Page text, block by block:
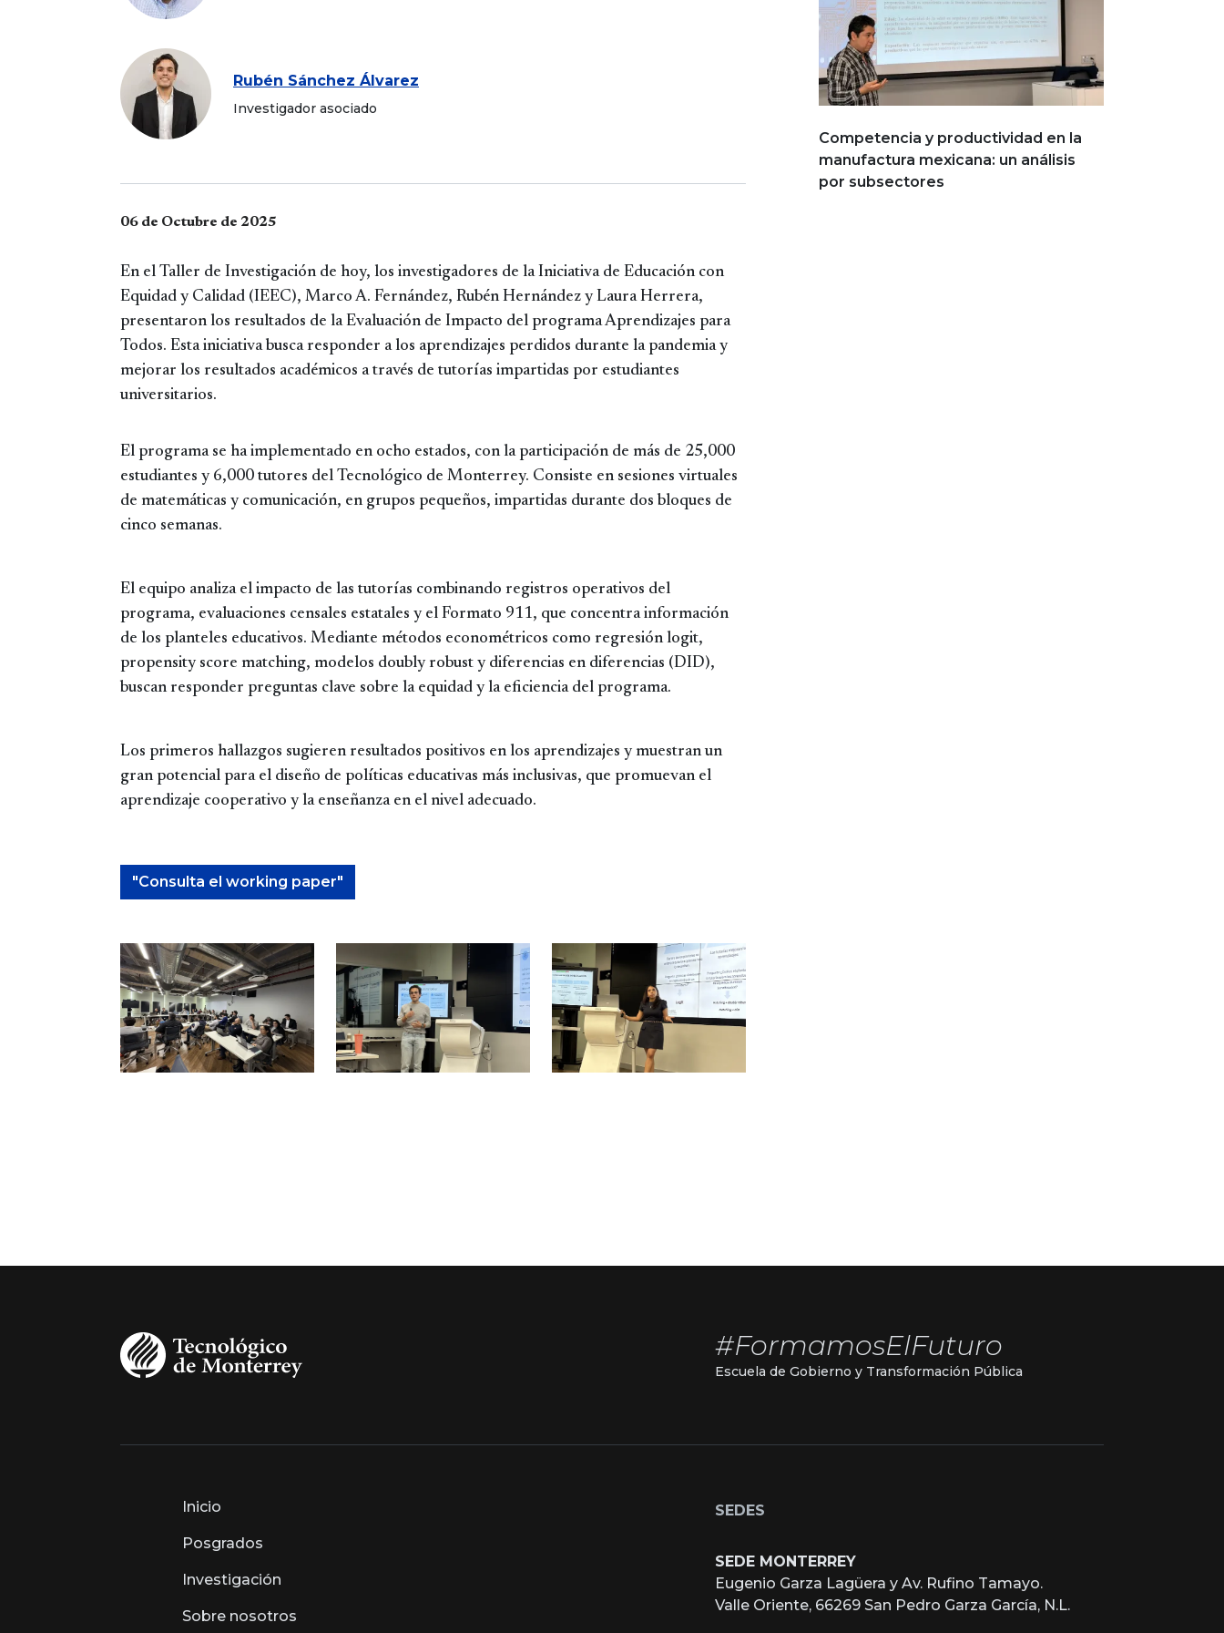
Rubén Sánchez Álvarez
Investigador asociado
06 de Octubre de 2025
En el Taller de Investigación de hoy, los investigadores de la Iniciativa de Educación con
Equidad y Calidad (IEEC), Marco A. Fernández, Rubén Hernández y Laura Herrera,
presentaron los resultados de la Evaluación de Impacto del programa Aprendizajes para
Todos. Esta iniciativa busca responder a los aprendizajes perdidos durante la pandemia y
mejorar los resultados académicos a través de tutorías impartidas por estudiantes
universitarios.
El programa se ha implementado en ocho estados, con la participación de más de 25,000
estudiantes y 6,000 tutores del Tecnológico de Monterrey. Consiste en sesiones virtuales
de matemáticas y comunicación, en grupos pequeños, impartidas durante dos bloques de
cinco semanas.
El equipo analiza el impacto de las tutorías combinando registros operativos del
programa, evaluaciones censales estatales y el Formato 911, que concentra información
de los planteles educativos. Mediante métodos econométricos como regresión logit,
propensity score matching, modelos doubly robust y diferencias en diferencias (DID),
buscan responder preguntas clave sobre la equidad y la eficiencia del programa.
Los primeros hallazgos sugieren resultados positivos en los aprendizajes y muestran un
gran potencial para el diseño de políticas educativas más inclusivas, que promuevan el
aprendizaje cooperativo y la enseñanza en el nivel adecuado.
"Consulta el working paper"
Image Image
Competencia y productividad en la
manufactura mexicana: un análisis
por subsectores
#FormamosElFuturo
Escuela de Gobierno y Transformación Pública
Inicio
Posgrados
Investigación
Sobre nosotros
SEDES
SEDE MONTERREY
Eugenio Garza Lagüera y Av. Rufino Tamayo.
Valle Oriente, 66269 San Pedro Garza García, N.L.